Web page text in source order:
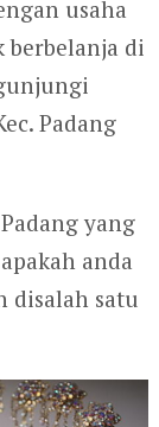
usaha
berbelanja di
Padang
yang
anda
disalah satu